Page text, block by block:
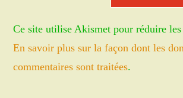
(facultatif)
Ce site utilise Akismet pour réduire
En savoir plus sur la façon dont les
commentaires sont traitées.